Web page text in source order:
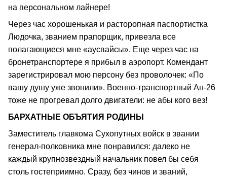
на персональном лайнере!
Через час хорошенькая и расторопная паспортистка
Людочка, званием прапорщик, привезла все
полагающиеся мне «аусвайсы». Еще через час на
бронетранспортере я прибыл в аэропорт. Комендант
зарегистрировал мою персону без проволочек: «По
вашу душу уже звонили». Военно-транспортный Ан-26
тоже не прогревал долго двигатели: не абы кого вез!
БАРХАТНЫЕ ОБЪЯТИЯ РОДИНЫ
Заместитель главкома Сухопутных войск в звании
генерал-полковника мне понравился: далеко не
каждый крупнозвездный начальник повел бы себя
столь гостеприимно. Сразу, без чинов и званий,